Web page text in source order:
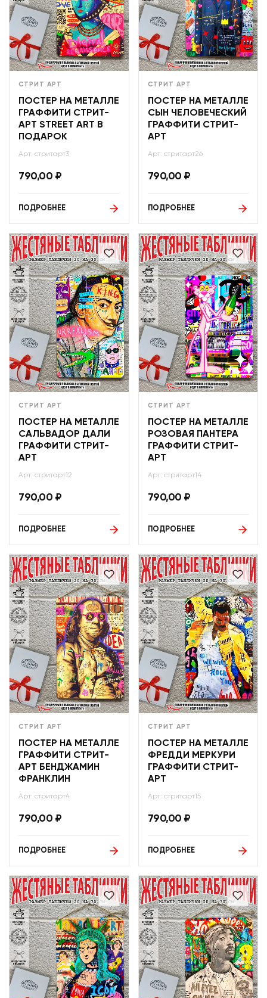
СТРИТ АРТ
ПОСТЕР НА МЕТАЛЛЕ
ГРАФФИТИ СТРИТ-
АРТ STREET ART В
ПОДАРОК
Арт: стритарт3
790,00 ₽
ПОДРОБНЕЕ
СТРИТ АРТ
ПОСТЕР НА МЕТАЛЛЕ
СЫН ЧЕЛОВЕЧЕСКИЙ
ГРАФФИТИ СТРИТ-
АРТ
Арт: стритарт26
790,00 ₽
ПОДРОБНЕЕ
СТРИТ АРТ
ПОСТЕР НА МЕТАЛЛЕ
САЛЬВАДОР ДАЛИ
ГРАФФИТИ СТРИТ-
АРТ
Арт: стритарт12
790,00 ₽
ПОДРОБНЕЕ
СТРИТ АРТ
ПОСТЕР НА МЕТАЛЛЕ
РОЗОВАЯ ПАНТЕРА
ГРАФФИТИ СТРИТ-
АРТ
Арт: стритарт14
790,00 ₽
ПОДРОБНЕЕ
СТРИТ АРТ
ПОСТЕР НА МЕТАЛЛЕ
ГРАФФИТИ СТРИТ-
АРТ БЕНДЖАМИН
ФРАНКЛИН
Арт: стритарт4
790,00 ₽
ПОДРОБНЕЕ
СТРИТ АРТ
ПОСТЕР НА МЕТАЛЛЕ
ФРЕДДИ МЕРКУРИ
ГРАФФИТИ СТРИТ-
АРТ
Арт: стритарт15
790,00 ₽
ПОДРОБНЕЕ